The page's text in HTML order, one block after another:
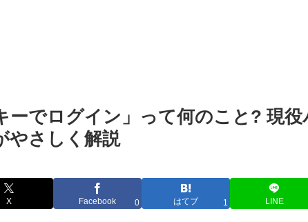
ーでログイン」って何のこと? 現
やさしく解説
X Facebook 0 はてブ 1 LINE